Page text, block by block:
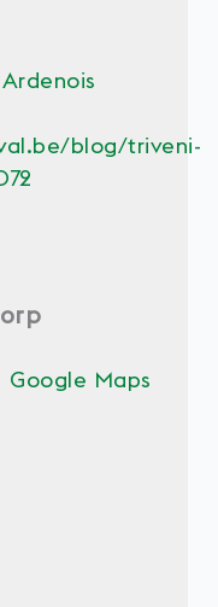
blog/triveni-
Google Maps